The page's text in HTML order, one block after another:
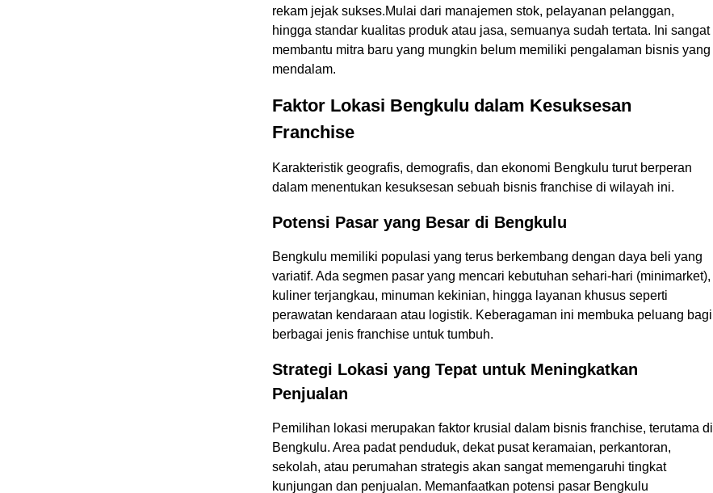
rekam jejak sukses.Mulai dari manajemen stok, pelayanan pelanggan,
hingga standar kualitas produk atau jasa, semuanya sudah tertata. Ini sangat
membantu mitra baru yang mungkin belum memiliki pengalaman bisnis yang
mendalam.
Faktor Lokasi Bengkulu dalam Kesuksesan
Franchise
Karakteristik geografis, demografis, dan ekonomi Bengkulu turut berperan
dalam menentukan kesuksesan sebuah bisnis franchise di wilayah ini.
Potensi Pasar yang Besar di Bengkulu
Bengkulu memiliki populasi yang terus berkembang dengan daya beli yang
variatif. Ada segmen pasar yang mencari kebutuhan sehari-hari (minimarket),
kuliner terjangkau, minuman kekinian, hingga layanan khusus seperti
perawatan kendaraan atau logistik. Keberagaman ini membuka peluang bagi
berbagai jenis franchise untuk tumbuh.
Strategi Lokasi yang Tepat untuk Meningkatkan
Penjualan
Pemilihan lokasi merupakan faktor krusial dalam bisnis franchise, terutama di
Bengkulu. Area padat penduduk, dekat pusat keramaian, perkantoran,
sekolah, atau perumahan strategis akan sangat memengaruhi tingkat
kunjungan dan penjualan. Memanfaatkan potensi pasar Bengkulu